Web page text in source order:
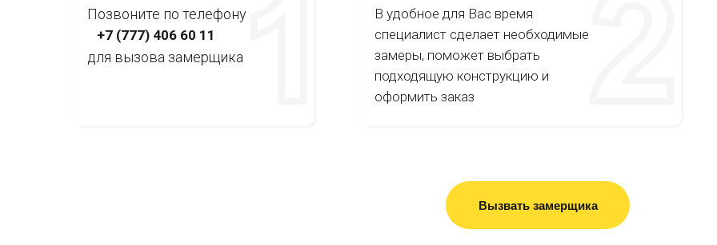
Позвоните по телефону
В удобное для Вас время
специалист сделает необходимые
замеры, поможет выбрать
подходящую конструкцию и
оформить заказ
+7 (777) 406 60 11
для вызова замерщика
Вызвать замерщика